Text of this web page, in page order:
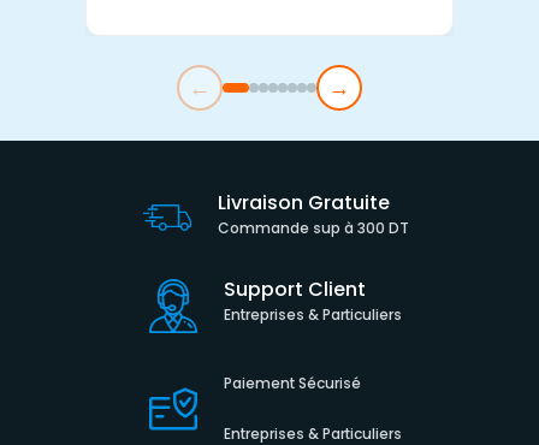
← →
Livraison Gratuite
Commande sup à 300 DT
Support Client
Entreprises & Particuliers
Paiement Sécurisé
Entreprises & Particuliers